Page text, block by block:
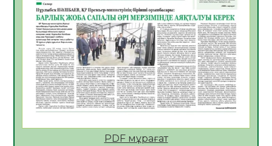
Руслан Рүстемұлы облыс әкімінің
кеңесшісі болып тағайындалды
05.08.2026
29
Цифрландыру саласын дамыту аясында
салынатын жаңа орталықтың жобасы
талқыланды
05.08.2026
29
құралдарының таныстырылымы өтті
PDF мұрағат